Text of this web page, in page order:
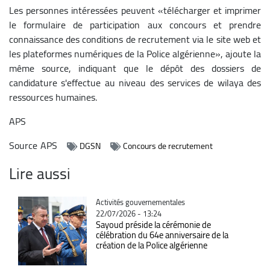
Les personnes intéressées peuvent «télécharger et imprimer
le formulaire de participation aux concours et prendre
connaissance des conditions de recrutement via le site web et
les plateformes numériques de la Police algérienne», ajoute la
même source, indiquant que le dépôt des dossiers de
candidature s'effectue au niveau des services de wilaya des
ressources humaines.
APS
SourceAPS DGSN Concours de recrutement
Lire aussi
Catégorie
Activités gouvernementales
22/07/2026 - 13:24
Sayoud préside la cérémonie de
célébration du 64e anniversaire de la
création de la Police algérienne